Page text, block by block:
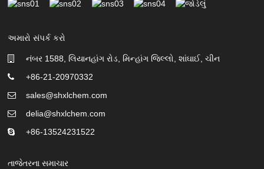
અમારો સંપર્ક કરો
નંબર 1588, લિયાનહાંગ રોડ, મિન્હાંગ જિલ્લો, શાંઘાઈ, ચીન
+86-21-20970332
sales@shxlchem.com
delia@shxlchem.com
+86-13524231522
તાજેતરના સમાચાર